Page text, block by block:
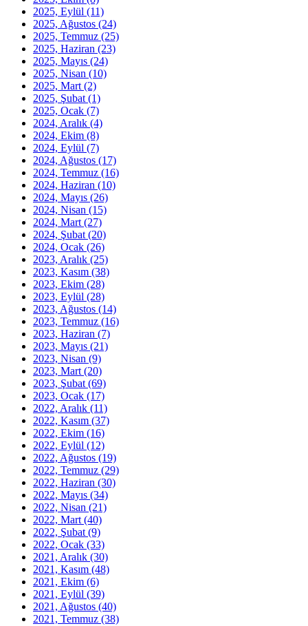
2025, Eylül (11)
2025, Ağustos (24)
2025, Temmuz (25)
2025, Haziran (23)
2025, Mayıs (24)
2025, Nisan (10)
2025, Mart (2)
2025, Şubat (1)
2025, Ocak (7)
2024, Aralık (4)
2024, Ekim (8)
2024, Eylül (7)
2024, Ağustos (17)
2024, Temmuz (16)
2024, Haziran (10)
2024, Mayıs (26)
2024, Nisan (15)
2024, Mart (27)
2024, Şubat (20)
2024, Ocak (26)
2023, Aralık (25)
2023, Kasım (38)
2023, Ekim (28)
2023, Eylül (28)
2023, Ağustos (14)
2023, Temmuz (16)
2023, Haziran (7)
2023, Mayıs (21)
2023, Nisan (9)
2023, Mart (20)
2023, Şubat (69)
2023, Ocak (17)
2022, Aralık (11)
2022, Kasım (37)
2022, Ekim (16)
2022, Eylül (12)
2022, Ağustos (19)
2022, Temmuz (29)
2022, Haziran (30)
2022, Mayıs (34)
2022, Nisan (21)
2022, Mart (40)
2022, Şubat (9)
2022, Ocak (33)
2021, Aralık (30)
2021, Kasım (48)
2021, Ekim (6)
2021, Eylül (39)
2021, Ağustos (40)
2021, Temmuz (38)